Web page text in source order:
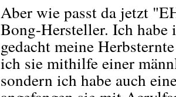
Aber wie passt da jetzt
Bong-Hersteller. Ich
gedacht meine
ich sie mithilfe einer
sondern ich habe auch